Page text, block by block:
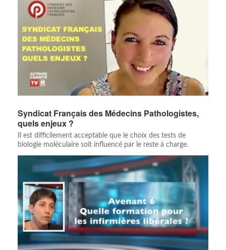
Syndicat Français des Médecins Pathologistes,
quels enjeux ?
Il est difficilement acceptable que le choix des tests de
biologie moléculaire soit influencé par le reste à charge.